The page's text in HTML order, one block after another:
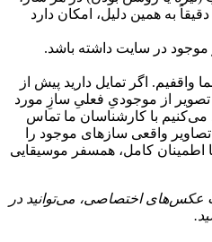
به همین دلیل، امکان دارد
موجود در سایت داشته باشد.
واقفیم. اگر تمایل دارید پیش از
از موجودیِ فعلیِ سازِ مورد
می‌کنیم با کارشناسان ما تماس
واقعی سازهای موجود را
اطمینان کامل، همسفر موسیقایی
اختصاصی، می‌توانید در